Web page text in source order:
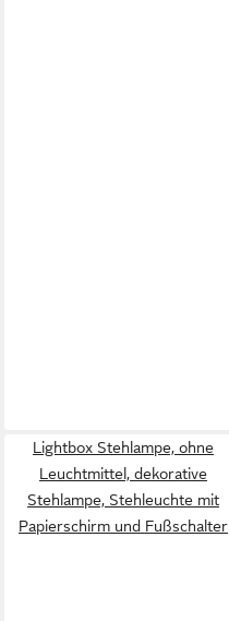
Lightbox Stehlampe, ohne
Leuchtmittel, dekorative
Stehlampe, Stehleuchte mit
Papierschirm und Fußschalter